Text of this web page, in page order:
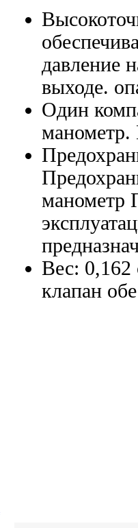
давление
выходе.
Один
манометр.
манометр
Вес: 0,162
клапан